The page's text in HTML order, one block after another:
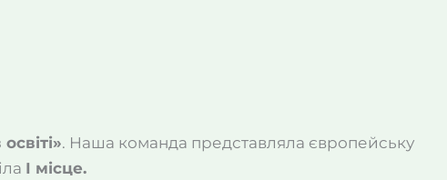
. Наша команда представляла європейську
І місце.